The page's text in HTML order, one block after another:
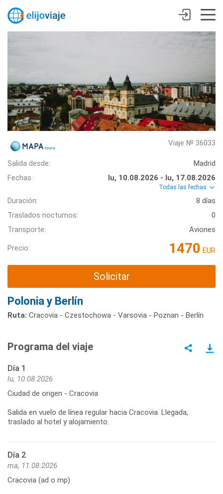
Viaje № 36033
Salida desde:
Madrid
Fechas:
lu, 10.08.2026 - lu, 17.08.2026
Todas las fechas
Duración:
8 días
Traslados nocturnos:
0
Transporte:
Aviones
Precio: 1470 EUR
Solicitar
Polonia y Berlín
Ruta: Cracovia - Czestochowa - Varsovia - Poznan - Berlín
Programa del viaje
Día 1
lu, 10.08.2026
Ciudad de origen - Cracovia
Salida en vuelo de línea regular hacia Cracovia. Llegada,
traslado al hotel y alojamiento.
Día 2
ma, 11.08.2026
Cracovia (ad o mp)